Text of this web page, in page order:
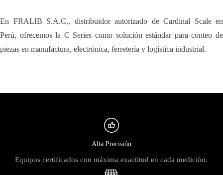
En FRALIB S.A.C., distribuidor autorizado de Cardinal Scale en
Perú, ofrecemos la C Series como solución estándar para conteo de
piezas en manufactura, electrónica, ferretería y logística industrial.
Alta Precisión
Equipos certificados con máxima exactitud en cada medición.